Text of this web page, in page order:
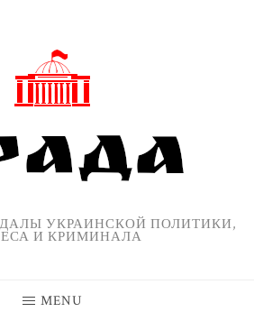
УКРАИНСКОЙ ПОЛИТИКИ,
И КРИМИНАЛА
MENU